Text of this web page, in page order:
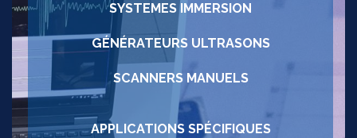
SYSTEMES IMMERSION
GÉNÉRATEURS ULTRASONS
SCANNERS MANUELS
APPLICATIONS SPÉCIFIQUES